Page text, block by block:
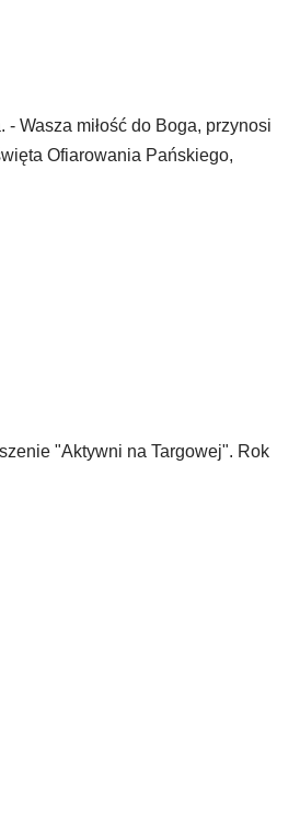
Wasza miłość do Boga, przynosi
Ofiarowania Pańskiego,
"Aktywni na Targowej". Rok